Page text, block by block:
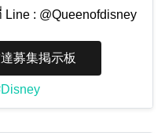
: @Queenofdisney
募集掲示板